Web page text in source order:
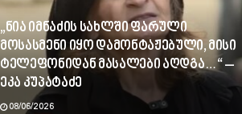
„ნია იმნაძის სახლში ფარული
მოსასმენი იყო დამონტაჟებული, მისი
ტელეფონიდან მასალები აღდგა…“ –
ეკა კუპატაძე
08/06/2026